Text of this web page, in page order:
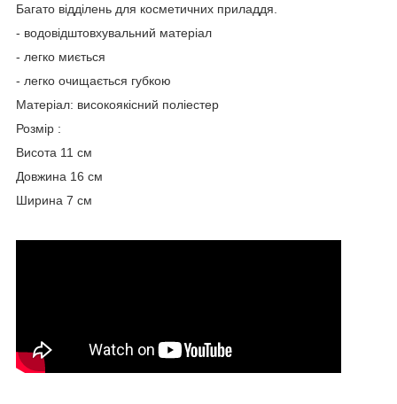
Багато відділень для косметичних приладдя.
- водовідштовхувальний матеріал
- легко миється
- легко очищається губкою
Матеріал: високоякісний поліестер
Розмір :
Висота 11 см
Довжина 16 см
Ширина 7 см